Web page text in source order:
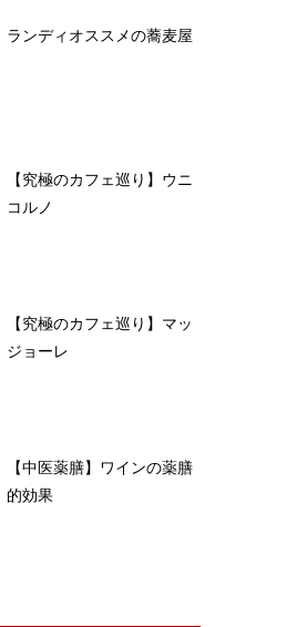
ランディオススメの蕎麦屋
【究極のカフェ巡り】ウニ
コルノ
【究極のカフェ巡り】マッ
ジョーレ
【中医薬膳】ワインの薬膳
的効果